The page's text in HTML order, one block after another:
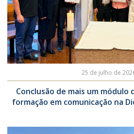
25 de julho de
Conclusão de mais um módulo
formação em comunicação na